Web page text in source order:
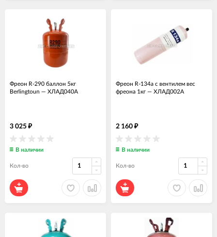
Фреон R-290 баллон 5кг
Berlingtoun — ХЛАД040А
3 025 ₽
В наличии
Кол-во
Фреон R-134a с вентилем вес
фреона 1кг — ХЛАД002А
2 160 ₽
В наличии
Кол-во